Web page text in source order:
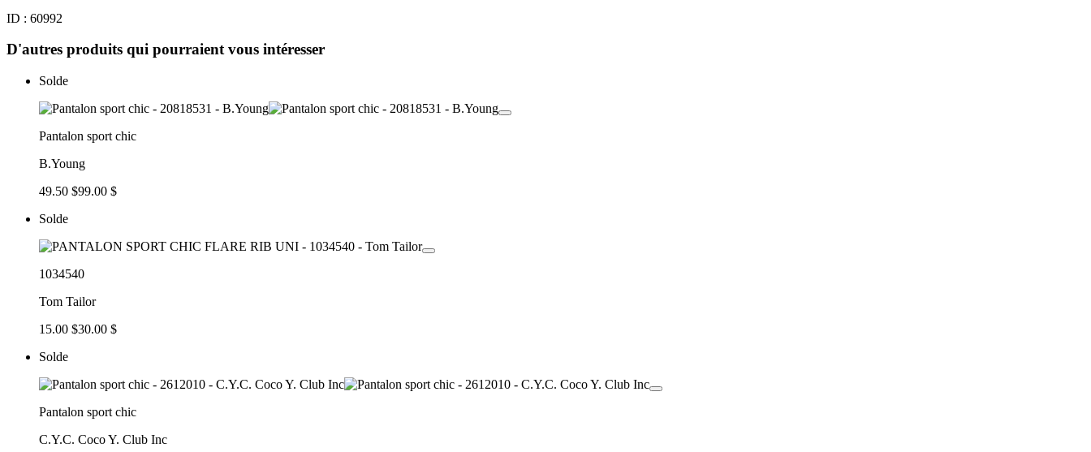
ID : 60992
D'autres produits qui pourraient vous intéresser
Solde
Pantalon sport chic
B.Young
49.50 $99.00 $
Solde
1034540
Tom Tailor
15.00 $30.00 $
Solde
Pantalon sport chic
C.Y.C. Coco Y. Club Inc